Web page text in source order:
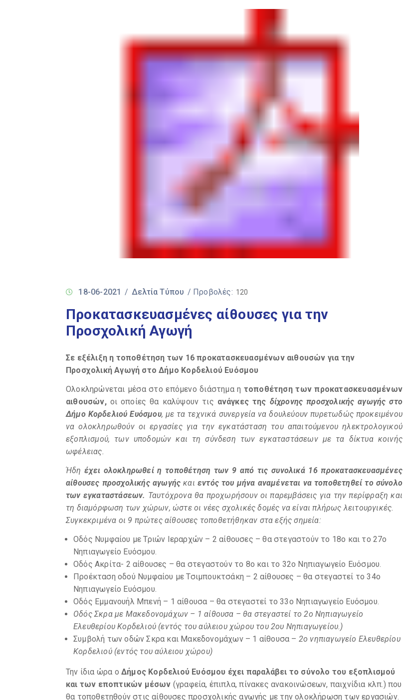
18-06-2021 / Δελτία Τύπου / Προβολές: 120
Προκατασκευασμένες αίθουσες για την
Προσχολική Αγωγή
Σε εξέλιξη η τοποθέτηση των 16 προκατασκευασμένων αιθουσών για την
Προσχολική Αγωγή στο Δήμο Κορδελιού Ευόσμου
Ολοκληρώνεται μέσα στο επόμενο διάστημα η τοποθέτηση των προκατασκευασμένων
αιθουσών,οι οποίες θα καλύψουν τις ανάγκες της δίχρονης προσχολικής αγωγής στο
Δήμο Κορδελιού Ευόσμου, με τα τεχνικά συνεργεία να δουλεύουν πυρετωδώς προκειμένου
να ολοκληρωθούν οι εργασίες για την εγκατάσταση του απαιτούμενου ηλεκτρολογικού
εξοπλισμού, των υποδομών και τη σύνδεση των εγκαταστάσεων με τα δίκτυα κοινής
ωφέλειας.
Ήδηέχει ολοκληρωθεί η τοποθέτηση των 9 από τις συνολικά 16 προκατασκευασμένες
αίθουσες προσχολικής αγωγής και εντός του μήνα αναμένεται να τοποθετηθεί το σύνολο
των εγκαταστάσεων. Ταυτόχρονα θα προχωρήσουν οι παρεμβάσεις για την περίφραξη και
τη διαμόρφωση των χώρων, ώστε οι νέες σχολικές δομές να είναι πλήρως λειτουργικές.
Συγκεκριμένα οι 9 πρώτες αίθουσες τοποθετήθηκαν στα εξής σημεία:
Οδός Νυμφαίου με Τριών Ιεραρχών – 2 αίθουσες – θα στεγαστούν το 18ο και το 27ο
Νηπιαγωγείο Ευόσμου.
Οδός Ακρίτα- 2 αίθουσες – θα στεγαστούν το 8ο και το 32ο Νηπιαγωγείο Ευόσμου.
Προέκταση οδού Νυμφαίου με Τσιμπουκτσάκη – 2 αίθουσες – θα στεγαστεί το 34ο
Νηπιαγωγείο Ευόσμου.
Οδός Εμμανουήλ Μπενή – 1 αίθουσα – θα στεγαστεί το 33ο Νηπιαγωγείο Ευόσμου.
Οδός Σκρα με Μακεδονομάχων – 1 αίθουσα – θα στεγαστεί το 2ο Νηπιαγωγείο
Ελευθερίου Κορδελιού (εντός του αύλειου χώρου του 2ου Νηπιαγωγείου.)
Συμβολή των οδών Σκρα και Μακεδονομάχων – 1 αίθουσα – 2ο νηπιαγωγείο Ελευθερίου
Κορδελιού (εντός του αύλειου χώρου)
Την ίδια ώρα ο Δήμος Κορδελιού Ευόσμου έχει παραλάβει το σύνολο του εξοπλισμού
και των εποπτικών μέσων (γραφεία, έπιπλα, πίνακες ανακοινώσεων, παιχνίδια κλπ.) που
θα τοποθετηθούν στις αίθουσες προσχολικής αγωγής με την ολοκλήρωση των εργασιών.